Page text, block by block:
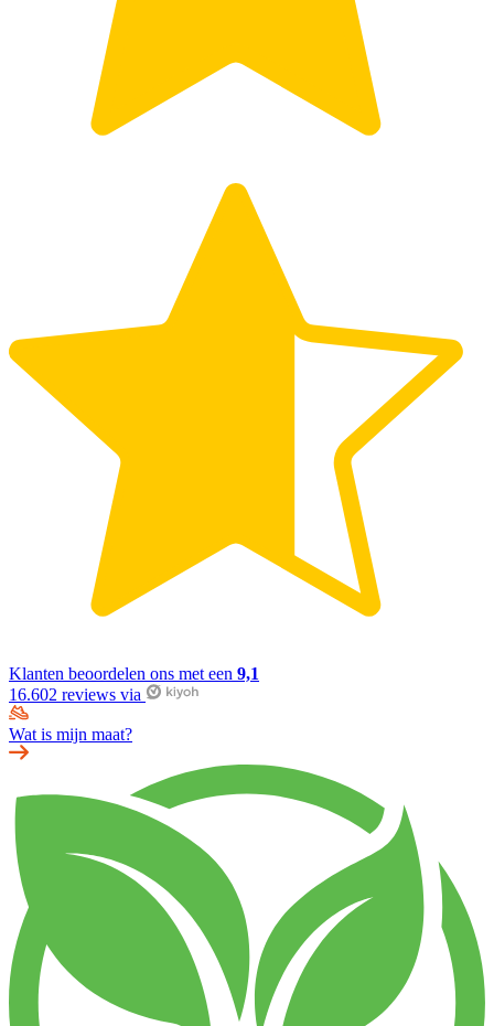
Klanten beoordelen ons met een 9,1
16.602 reviews via
Wat is mijn maat?